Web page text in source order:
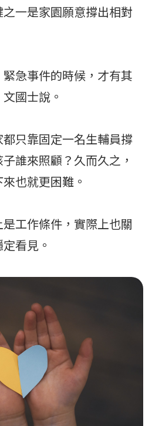
一是家園願意撐出相對
緊急事件的時候，才有其
國士說。
只靠固定一名生輔員撐
誰來照顧？久而久之，
也就更困難。
工作條件，實際上也關
看見。